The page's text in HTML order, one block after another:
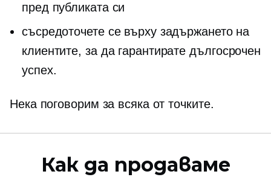
пред публиката си
съсредоточете се върху задържането на
клиентите, за да гарантиратедългосрочен
успех.
Нека поговорим за всяка от точките.
Как да продаваме